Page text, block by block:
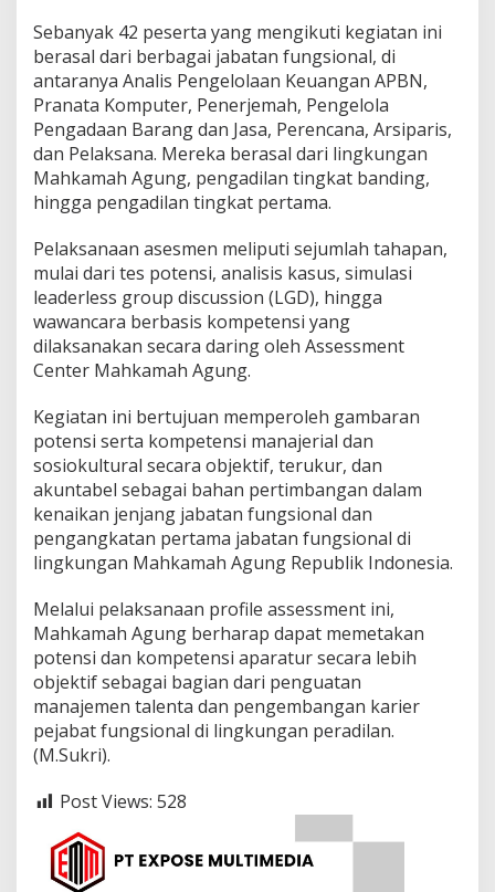
Sebanyak 42 peserta yang mengikuti kegiatan ini
berasal dari berbagai jabatan fungsional, di
antaranya Analis Pengelolaan Keuangan APBN,
Pranata Komputer, Penerjemah, Pengelola
Pengadaan Barang dan Jasa, Perencana, Arsiparis,
dan Pelaksana. Mereka berasal dari lingkungan
Mahkamah Agung, pengadilan tingkat banding,
hingga pengadilan tingkat pertama.
Pelaksanaan asesmen meliputi sejumlah tahapan,
mulai dari tes potensi, analisis kasus, simulasi
leaderless group discussion (LGD), hingga
wawancara berbasis kompetensi yang
dilaksanakan secara daring oleh Assessment
Center Mahkamah Agung.
Kegiatan ini bertujuan memperoleh gambaran
potensi serta kompetensi manajerial dan
sosiokultural secara objektif, terukur, dan
akuntabel sebagai bahan pertimbangan dalam
kenaikan jenjang jabatan fungsional dan
pengangkatan pertama jabatan fungsional di
lingkungan Mahkamah Agung Republik Indonesia.
Melalui pelaksanaan profile assessment ini,
Mahkamah Agung berharap dapat memetakan
potensi dan kompetensi aparatur secara lebih
objektif sebagai bagian dari penguatan
manajemen talenta dan pengembangan karier
pejabat fungsional di lingkungan peradilan.
(M.Sukri).
Post Views: 528